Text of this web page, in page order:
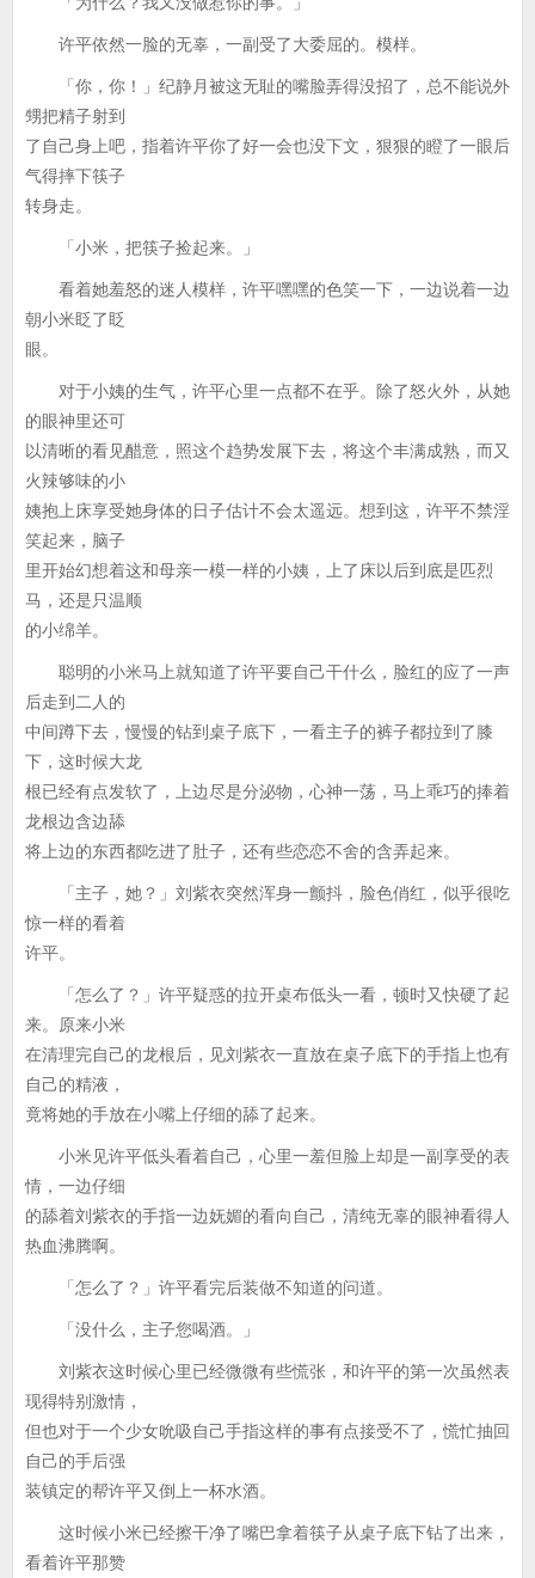
许平依然一脸的无辜，一副受了大委屈的。模样。
「你，你！」纪静月被这无耻的嘴脸弄得没招了，总不能说外
甥把精子射到
了自己身上吧，指着许平你了好一会也没下文，狠狠的瞪了一眼后
气得摔下筷子
转身走。
「小米，把筷子捡起来。」
看着她羞怒的迷人模样，许平嘿嘿的色笑一下，一边说着一边
朝小米眨了眨
眼。
对于小姨的生气，许平心里一点都不在乎。除了怒火外，从她
的眼神里还可
以清晰的看见醋意，照这个趋势发展下去，将这个丰满成熟，而又
火辣够味的小
姨抱上床享受她身体的日子估计不会太遥远。想到这，许平不禁淫
笑起来，脑子
里开始幻想着这和母亲一模一样的小姨，上了床以后到底是匹烈
马，还是只温顺
的小绵羊。
聪明的小米马上就知道了许平要自己干什么，脸红的应了一声
后走到二人的
中间蹲下去，慢慢的钻到桌子底下，一看主子的裤子都拉到了膝
下，这时候大龙
根已经有点发软了，上边尽是分泌物，心神一荡，马上乖巧的捧着
龙根边含边舔
将上边的东西都吃进了肚子，还有些恋恋不舍的含弄起来。
「主子，她？」刘紫衣突然浑身一颤抖，脸色俏红，似乎很吃
惊一样的看着
许平。
「怎么了？」许平疑惑的拉开桌布低头一看，顿时又快硬了起
来。原来小米
在清理完自己的龙根后，见刘紫衣一直放在桌子底下的手指上也有
自己的精液，
竟将她的手放在小嘴上仔细的舔了起来。
小米见许平低头看着自己，心里一羞但脸上却是一副享受的表
情，一边仔细
的舔着刘紫衣的手指一边妩媚的看向自己，清纯无辜的眼神看得人
热血沸腾啊。
「怎么了？」许平看完后装做不知道的问道。
「没什么，主子您喝酒。」
刘紫衣这时候心里已经微微有些慌张，和许平的第一次虽然表
现得特别激情，
但也对于一个少女吮吸自己手指这样的事有点接受不了，慌忙抽回
自己的手后强
装镇定的帮许平又倒上一杯水酒。
这时候小米已经擦干净了嘴巴拿着筷子从桌子底下钻了出来，
看着许平那赞